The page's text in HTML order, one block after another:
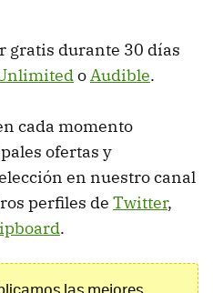
gratis durante 30 días
oAudible.
cada momento
ofertas y
en nuestro canal
perfiles de Twitter,
.
las mejores